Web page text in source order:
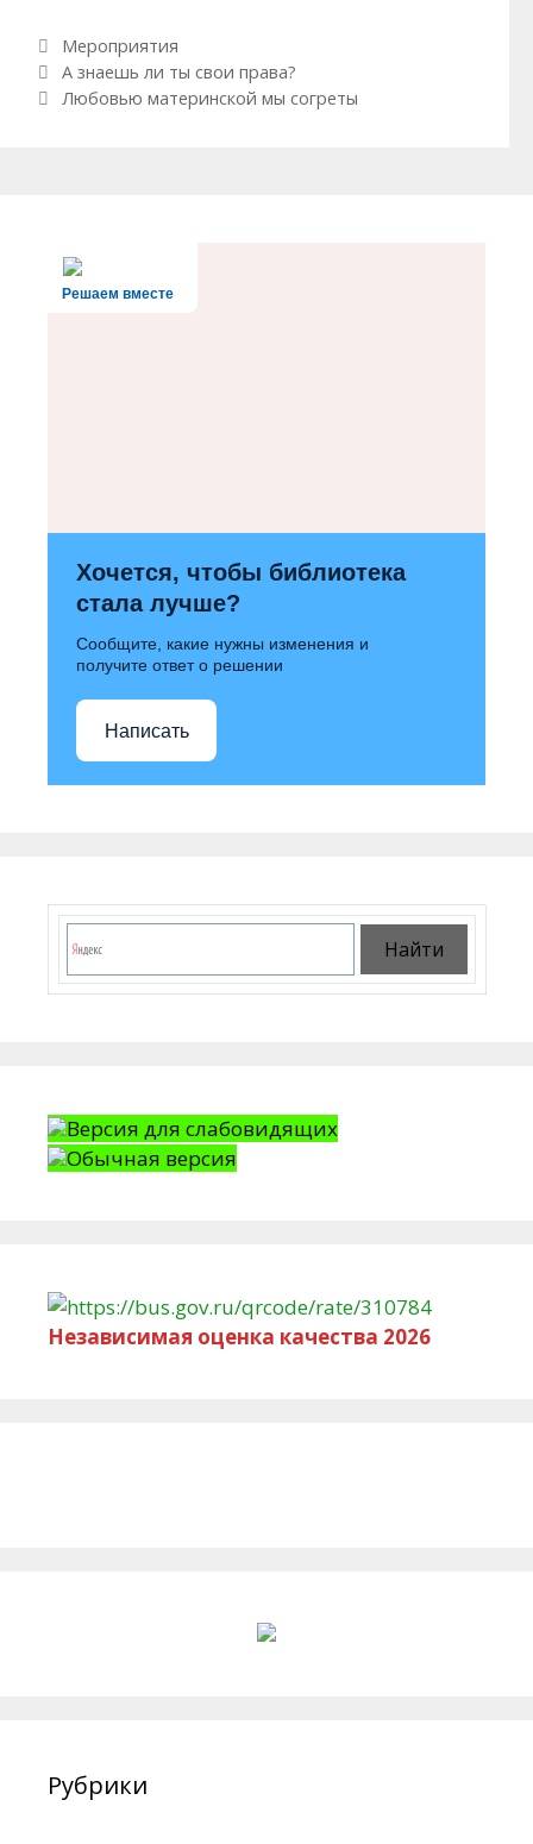
Рубрики
Мероприятия
Навигация по записям
А знаешь ли ты свои права?
Любовью материнской мы согреты
Решаем вместе
Хочется, чтобы библиотека
стала лучше?
Сообщите, какие нужны изменения и
получите ответ о решении
Написать
Версия для слабовидящих
Обычная версия
Независимая оценка качества 2026
Рубрики